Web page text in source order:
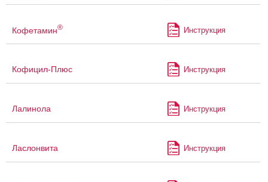
Кофетамин® Инструкция
Кофицил-Плюс Инструкция
Лалинола Инструкция
Ласлонвита Инструкция